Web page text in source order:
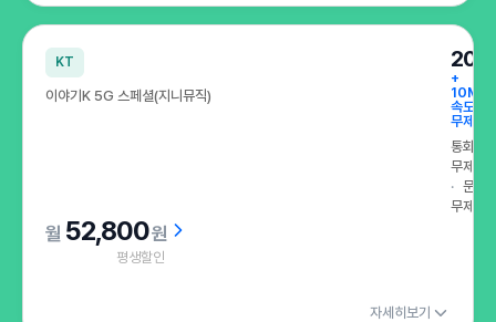
KT
이야기K 5G 스페셜(지니뮤직)
+
속도
무제한
통화
무제한
문자
무제한
52,800원
평생할인
자세히보기